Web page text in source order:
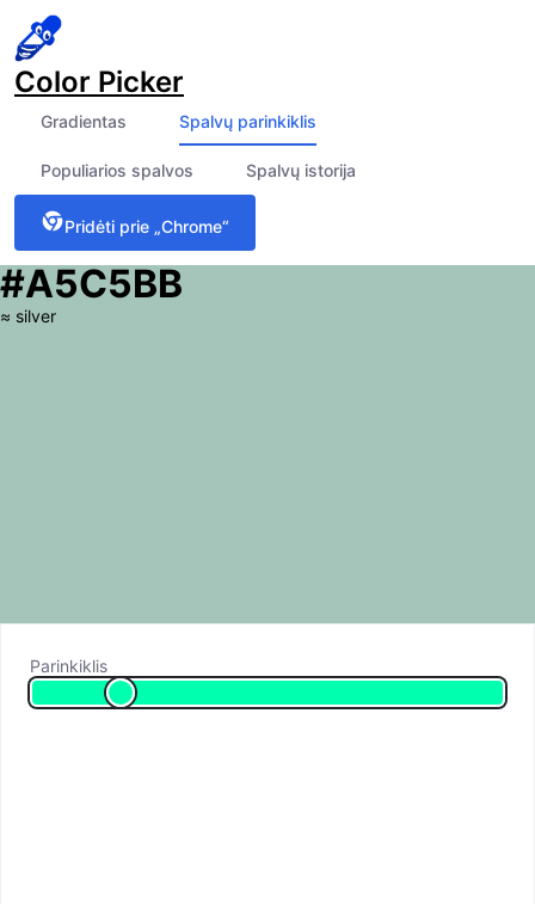
Color Picker
Gradientas Spalvų parinkiklis
Populiarios spalvos Spalvų istorija
Pridėti prie „Chrome“
#A5C5BB
≈ silver
Parinkiklis